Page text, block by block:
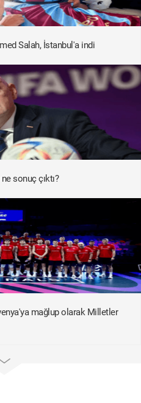
Salah, İstanbul'a indi
sonuç çıktı?
mağlup olarak Milletler